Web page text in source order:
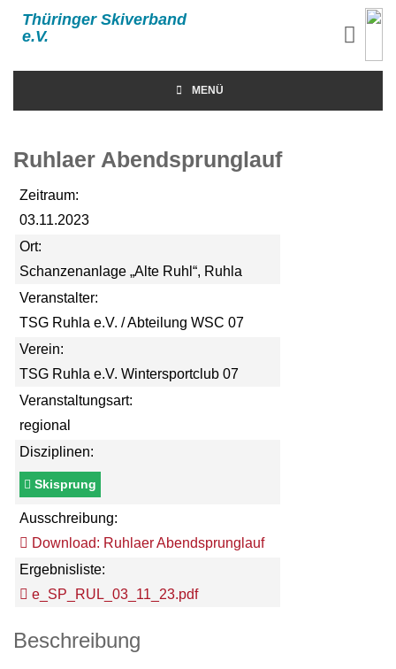
Thüringer Skiverband
e.V.
MENÜ
Ruhlaer Abendsprunglauf
Zeitraum:
03.11.2023
Ort:
Schanzenanlage „Alte Ruhl“, Ruhla
Veranstalter:
TSG Ruhla e.V. / Abteilung WSC 07
Verein:
TSG Ruhla e.V. Wintersportclub 07
Veranstaltungsart:
regional
Disziplinen:
Skisprung
Ausschreibung:
Download: Ruhlaer Abendsprunglauf
Ergebnisliste:
e_SP_RUL_03_11_23.pdf
Beschreibung